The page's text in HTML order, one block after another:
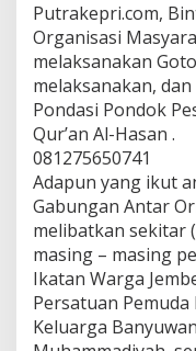
Putrakepri.com,
Organisasi
melaksanakan
melaksanakan,
Pondasi Pondok
Qur’an Al-Hasan .
081275650741
Adapun yang ikut
Gabungan Antar
melibatkan sekitar
masing – masing
Ikatan Warga
Persatuan Pemuda
Keluarga